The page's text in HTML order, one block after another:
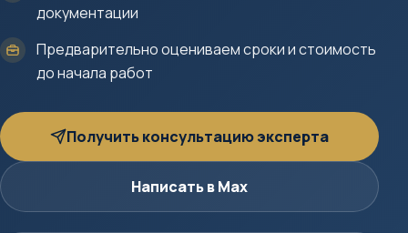
документации
Предварительно оцениваем сроки и стоимость
до начала работ
Получить консультацию эксперта
Написать в Max